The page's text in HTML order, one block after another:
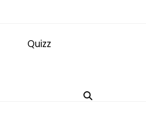
Quizz